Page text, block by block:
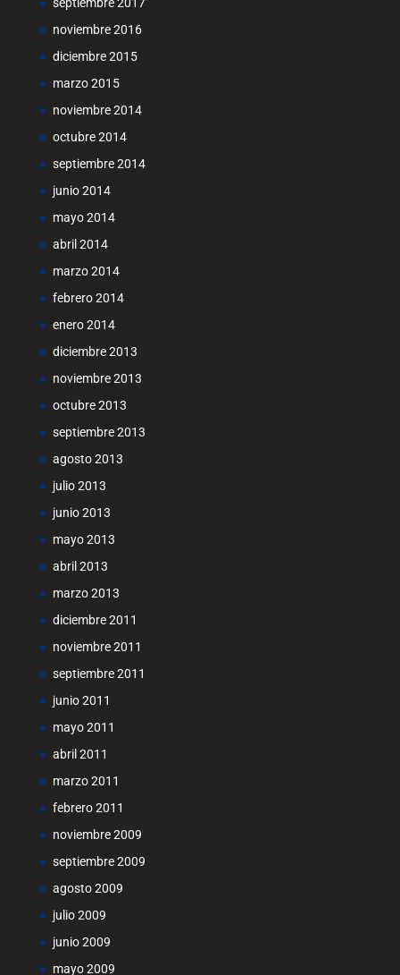
noviembre 2016
diciembre 2015
marzo 2015
noviembre 2014
octubre 2014
septiembre 2014
junio 2014
mayo 2014
abril 2014
marzo 2014
febrero 2014
enero 2014
diciembre 2013
noviembre 2013
octubre 2013
septiembre 2013
agosto 2013
julio 2013
junio 2013
mayo 2013
abril 2013
marzo 2013
diciembre 2011
noviembre 2011
septiembre 2011
junio 2011
mayo 2011
abril 2011
marzo 2011
febrero 2011
noviembre 2009
septiembre 2009
agosto 2009
julio 2009
junio 2009
mayo 2009